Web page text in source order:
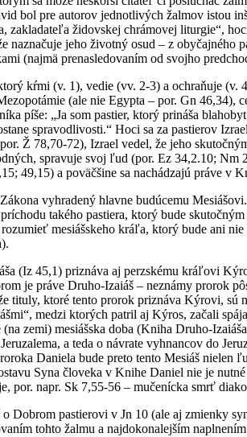
bol pre autorov jednotlivých žalmov istou
zakladateľa židovskej chrámovej liturgie“,
naznačuje jeho životný osud – z obyčajného
(najmä prenasledovaním od svojho
kŕmi (v. 1), vedie (vv. 2-3) a ochraňuje (v.
(ale nie Egypta – por. Gn
píše: „Ja som pastier, ktorý prináša
spravodlivosti.“ Hoci sa za pastierov
Ž 78,70-72), Izrael vedel, že jeho
spravuje svoj ľud (por. Ez 34,2.10;
49,15) a poväčšine sa nachádzajú práve v
vyhradený hlavne budúcemu
takého pastiera, ktorý bude
mesiášskeho kráľa, ktorý bude ani
(Iz 45,1) priznáva aj perzskému kráľovi
je práve Druho-Izaiáš – neznámy prorok
tituly, ktoré tento prorok priznáva Kýrovi, sú
medzi ktorých patril aj Kýros, začali
zemi) mesiášska doba (Kniha Druho-
a teda o návrate vyhnancov do
Daniela bude preto tento Mesiáš nielen
Syna človeka v Knihe Daniel nie je
por. napr. Sk 7,55-56 – mučenícka smrť
Dobrom pastierovi v Jn 10 (ale aj zmienky
tohto žalmu a najdokonalejším